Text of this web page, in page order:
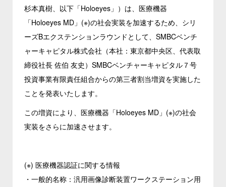
杉本真樹、以下「Holoeyes」）は、医療機器
「Holoeyes MD」(※)の社会実装を加速するため、シリ
ーズBエクステンションラウンドとして、SMBCベンチ
ャーキャピタル株式会社（本社：東京都中央区、代表取
締役社長 佐伯 友史）SMBCベンチャーキャピタル７号
投資事業有限責任組合からの第三者割当増資を実施した
ことを発表いたします。
この増資により、医療機器「Holoeyes MD」(※)の社会
実装をさらに加速させます。
(※) 医療機器認証に関する情報
・一般的名称：汎用画像診断装置ワークステーション用